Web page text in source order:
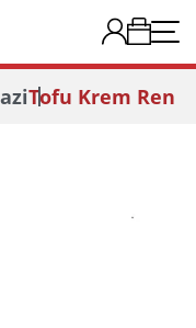
Tofu Krem Ren